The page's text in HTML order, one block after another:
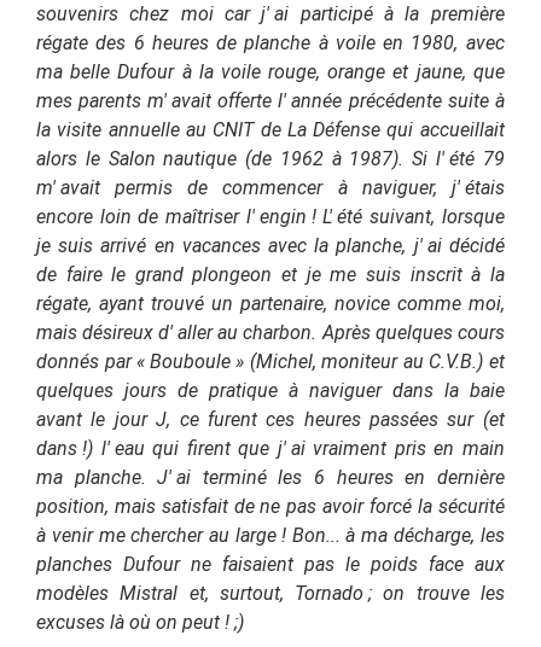
souvenirs chez moi car j' ai participé à la première
régate des 6 heures de planche à voile en 1980, avec
ma belle Dufour à la voile rouge, orange et jaune, que
mes parents m' avait offerte l' année précédente suite à
la visite annuelle au CNIT de La Défense qui accueillait
alors le Salon nautique (de 1962 à 1987). Si l' été 79
m' avait permis de commencer à naviguer, j' étais
encore loin de maîtriser l' engin ! L' été suivant, lorsque
je suis arrivé en vacances avec la planche, j' ai décidé
de faire le grand plongeon et je me suis inscrit à la
régate, ayant trouvé un partenaire, novice comme moi,
mais désireux d' aller au charbon. Après quelques cours
donnés par « Bouboule » (Michel, moniteur au C.V.B.) et
quelques jours de pratique à naviguer dans la baie
avant le jour J, ce furent ces heures passées sur (et
dans !) l' eau qui firent que j' ai vraiment pris en main
ma planche. J' ai terminé les 6 heures en dernière
position, mais satisfait de ne pas avoir forcé la sécurité
à venir me chercher au large ! Bon... à ma décharge, les
planches Dufour ne faisaient pas le poids face aux
modèles Mistral et, surtout, Tornado ; on trouve les
excuses là où on peut ! ;)